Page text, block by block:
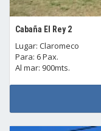
Cabaña El Rey 2
Lugar: Claromeco
Para: 6 Pax.
Al mar: 900mts.